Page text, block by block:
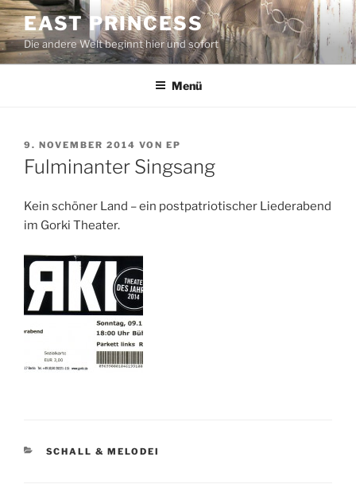
Zum
Inhalt
springen
EAST PRINCESS
Die andere Welt beginnt hier und sofort
Menü
VERÖFFENTLICHT
AM
9. NOVEMBER 2014 VON EP
Fulminanter Singsang
Kein schöner Land – ein postpatriotischer Liederabend
im Gorki Theater.
KATEGORIEN
SCHALL & MELODEI